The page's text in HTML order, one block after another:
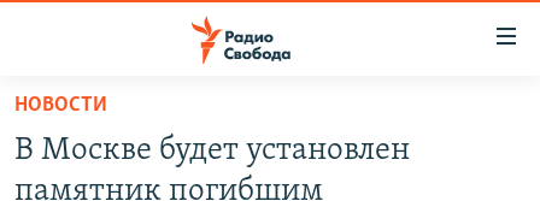
упрощенного
доступа
НОВОСТИ
В Москве будет установлен
памятник погибшим